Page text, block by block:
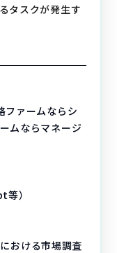
タスクが発生す
ファームならシ
ムならマネージ
）
おける市場調査